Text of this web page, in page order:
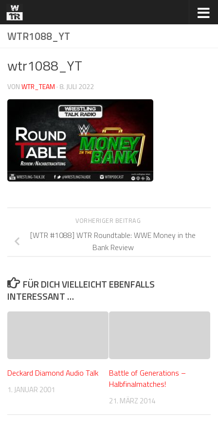
Zum Inhalt springen
WTR1088_YT
wtr1088_YT
VONWTR_TEAM · 8. JULI 2022
VORHERIGER BEITRAG
[WTR #1088] WTR Roundtable: WWE Money in the
Bank Review
FÜR DICH VIELLEICHT EBENFALLS
INTERESSANT …
Deckard Diamond Audio Talk
1. JANUAR 2001
Battle of Generations –
Halbfinalmatches!
21. MÄRZ 2014